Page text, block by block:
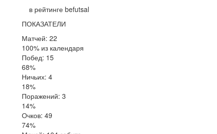
в рейтинге befutsal
ПОКАЗАТЕЛИ
Матчей: 22
100% из календаря
Побед: 15
68%
Ничьих: 4
18%
Поражений: 3
14%
Очков: 49
74%